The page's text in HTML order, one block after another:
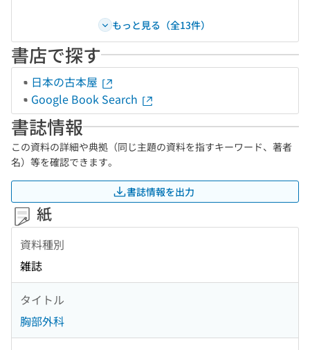
もっと見る（全13件）
書店で探す
日本の古本屋
Google Book Search
書誌情報
この資料の詳細や典拠（同じ主題の資料を指すキーワード、著者
名）等を確認できます。
書誌情報を出力
紙
資料種別
雑誌
タイトル
胸部外科